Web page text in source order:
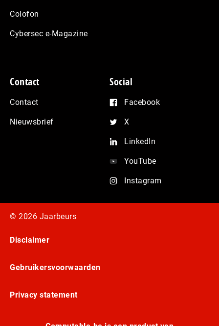
Colofon
Cybersec e-Magazine
Contact
Contact
Nieuwsbrief
Social
Facebook
X
LinkedIn
YouTube
Instagram
© 2026 Jaarbeurs
Disclaimer
Gebruikersvoorwaarden
Privacy statement